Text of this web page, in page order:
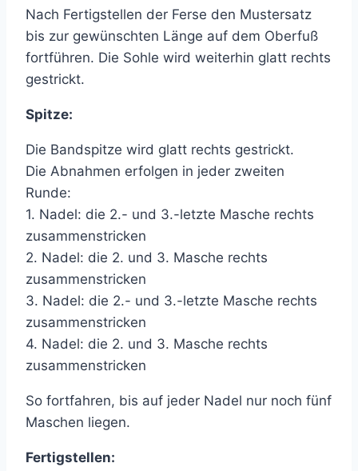
Nach Fertigstellen der Ferse den Mustersatz
bis zur gewünschten Länge auf dem Oberfuß
fortführen. Die Sohle wird weiterhin glatt rechts
gestrickt.
Spitze:
Die Bandspitze wird glatt rechts gestrickt.
Die Abnahmen erfolgen in jeder zweiten
Runde:
1. Nadel: die 2.- und 3.-letzte Masche rechts
zusammenstricken
2. Nadel: die 2. und 3. Masche rechts
zusammenstricken
3. Nadel: die 2.- und 3.-letzte Masche rechts
zusammenstricken
4. Nadel: die 2. und 3. Masche rechts
zusammenstricken
So fortfahren, bis auf jeder Nadel nur noch fünf
Maschen liegen.
Fertigstellen: